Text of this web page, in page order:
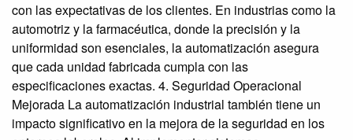
con las expectativas de los clientes. En industrias como la
automotriz y la farmacéutica, donde la precisión y la
uniformidad son esenciales, la automatización asegura
que cada unidad fabricada cumpla con las
especificaciones exactas. 4. Seguridad Operacional
Mejorada La automatización industrial también tiene un
impacto significativo en la mejora de la seguridad en los